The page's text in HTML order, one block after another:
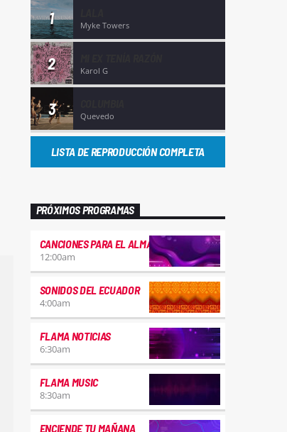
1 Myke Towers
2 Karol G
3 Quevedo
LISTA DE REPRODUCCIÓN COMPLETA
PRÓXIMOS PROGRAMAS
CANCIONES PARA EL ALMA
12:00am
SONIDOS DEL ECUADOR
4:00am
FLAMA NOTICIAS
6:30am
FLAMA MUSIC
8:30am
ENCIENDE TU MAÑANA